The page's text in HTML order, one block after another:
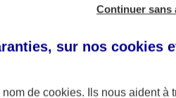
Continuer sans
sur nos cookies
nom de cookies. Ils nous aident à